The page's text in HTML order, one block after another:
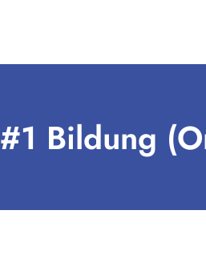
#1 Bildung